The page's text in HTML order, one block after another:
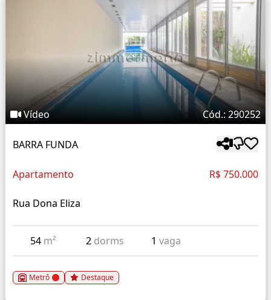
Vídeo Cód.: 290252
BARRA FUNDA
Apartamento R$ 750.000
Rua Dona Eliza
54 m² 2 dorms 1vaga
Metrô Destaque